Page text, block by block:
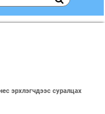
эрхлэгчдээс суралцах